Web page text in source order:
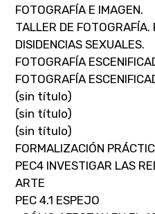
FOTOGRAFÍA E IMAGEN.
TALLER DE FOTOGRAFÍA.
DISIDENCIAS SEXUALES.
FOTOGRAFÍA
FOTOGRAFÍA
(sin título)
(sin título)
(sin título)
FORMALIZACIÓN
PEC4 INVESTIGAR LAS
ARTE
PEC 4.1 ESPEJO